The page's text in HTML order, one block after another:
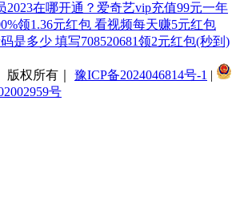
2023在哪开通？爱奇艺vip充值99元一年
领1.36元红包 看视频每天赚5元红包
是多少 填写708520681领2元红包(秒到)
版权所有｜ 豫ICP备2024046814号-1 |
号